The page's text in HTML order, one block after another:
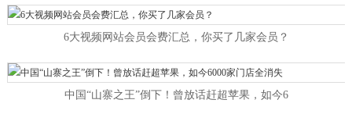
6大视频网站会员会费汇总，你买了几家会员？
中国“山寨之王”倒下！曾放话赶超苹果，如今6